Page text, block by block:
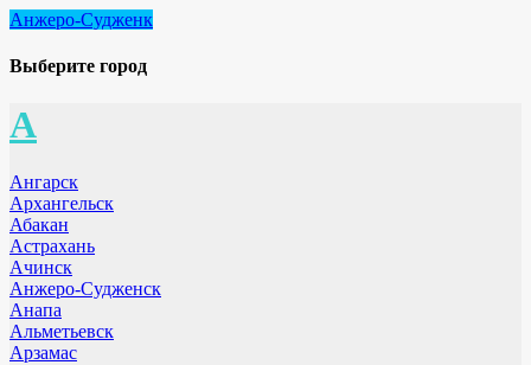
Анжеро-Судженк
Выберите город
А
Ангарск
Архангельск
Абакан
Астрахань
Ачинск
Анжеро-Судженск
Анапа
Альметьевск
Арзамас